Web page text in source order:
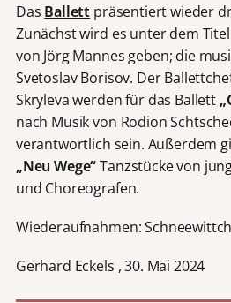
Das Ballett präsentiert wieder
Zunächst wird es unter dem Titel
von Jörg Mannes geben; die
Svetoslav Borisov. Der
Skryleva werden für das Ballett
nach Musik von Rodion
verantwortlich sein. Außerdem
„Neu Wege“Tanzstücke von
und Choreografen.
Wiederaufnahmen:
Gerhard Eckels , 30. Mai 2024